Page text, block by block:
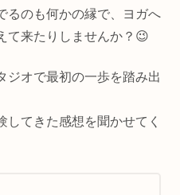
るのも何かの縁で、ヨガへ
て来たりしませんか？😉
ジオで最初の一歩を踏み出
してきた感想を聞かせてく